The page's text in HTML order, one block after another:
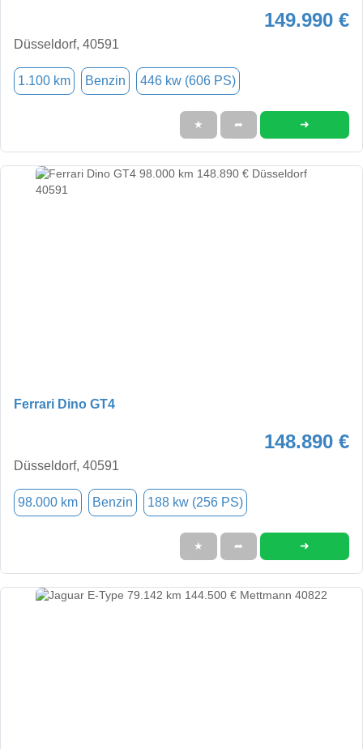
149.990 €
Düsseldorf, 40591
1.100 km Benzin 446 kw (606 PS)
★ ➦ ➜
Ferrari Dino GT4
148.890 €
Düsseldorf, 40591
98.000 km Benzin 188 kw (256 PS)
★ ➦ ➜